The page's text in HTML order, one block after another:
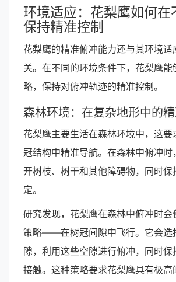
环境适应：花梨鹰如何在
保持精准控制
花梨鹰的精准俯冲能力还与其环境适
关。在不同的环境条件下，花梨鹰能
略，保持对俯冲轨迹的精准控制。
森林环境：在复杂地形中的
花梨鹰主要生活在森林环境中，这
冠结构中精准导航。在森林中俯冲时
开树枝、树干和其他障碍物，同时保
定。
研究发现，花梨鹰在森林中俯冲时会
策略——在树冠间隙中飞行。它会选
隙，利用这些空隙进行俯冲，同时保
接触。这种策略要求花梨鹰具有极高